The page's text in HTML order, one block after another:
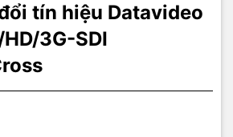
tín hiệu Datavideo
3G-SDI